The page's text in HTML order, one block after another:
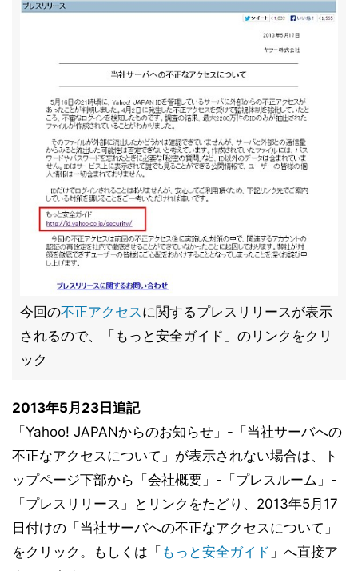
今回の不正アクセスに関するプレスリリースが表示
されるので、「もっと安全ガイド」のリンクをクリ
ック
2013年5月23日追記
「Yahoo! JAPANからのお知らせ」-「当社サーバへの
不正なアクセスについて」が表示されない場合は、ト
ップページ下部から「会社概要」-「プレスルーム」-
「プレスリリース」とリンクをたどり、2013年5月17
日付けの「当社サーバへの不正なアクセスについて」
をクリック。もしくは「 もっと安全ガイド 」へ直接ア